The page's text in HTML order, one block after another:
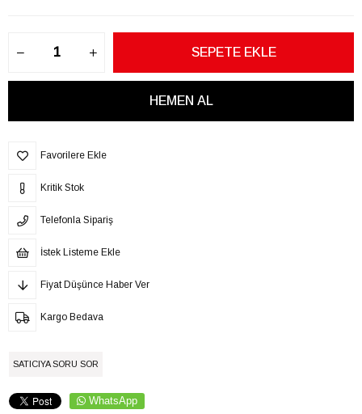
Favorilere Ekle
Kritik Stok
Telefonla Sipariş
İstek Listeme Ekle
Fiyat Düşünce Haber Ver
Kargo Bedava
SATICIYA SORU SOR
WhatsApp